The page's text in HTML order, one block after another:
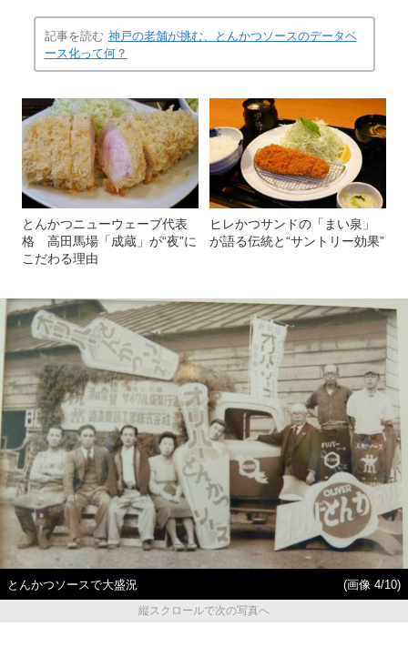
記事を読む 神戸の老舗が挑む、とんかつソースのデータベ
ース化って何？
とんかつニューウェーブ代表
格 高田馬場「成蔵」が“夜”に
こだわる理由
ヒレかつサンドの「まい泉」
が語る伝統と“サントリー効果”
とんかつソースで大盛況
(画像 4/10)
縦スクロールで次の写真へ